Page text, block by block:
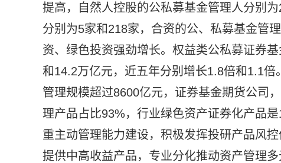
提高，自然人控股的公私募基金管理人分别
分别为5家和218家，合资的公、私募基金管
资、绿色投资强劲增长。权益类公私募证券
和14.2万亿元，近五年分别增长1.8倍和1.1倍
管理规模超过8600亿元，证券基金期货公司
理产品占比93%，行业绿色资产证券化产品
重主动管理能力建设，积极发挥投研产品风
提供中高收益产品，专业分化推动资产管理